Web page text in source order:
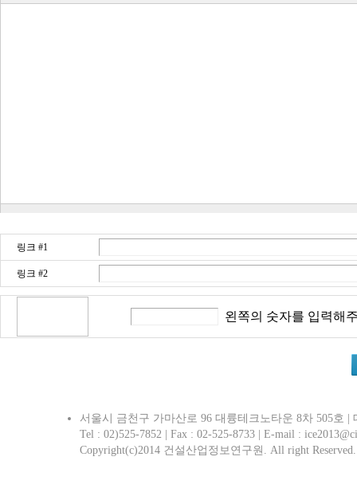
링크 #1
링크 #2
왼쪽의 숫자를 입력해
서울시 금천구 가마산로 96 대륭테크노타운 8차 505호 |
Tel : 02)525-7852 | Fax : 02-525-8733 | E-mail :
Copyright(c)2014 건설산업정보연구원. All right